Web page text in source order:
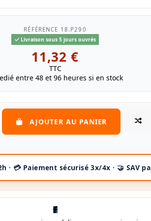
RÉFÉRENCE 18.P290
Livraison sous 5 jours ouvrés
11,32 €
TTC
entre 48 et 96 heures si en stock
AJOUTER AU PANIER